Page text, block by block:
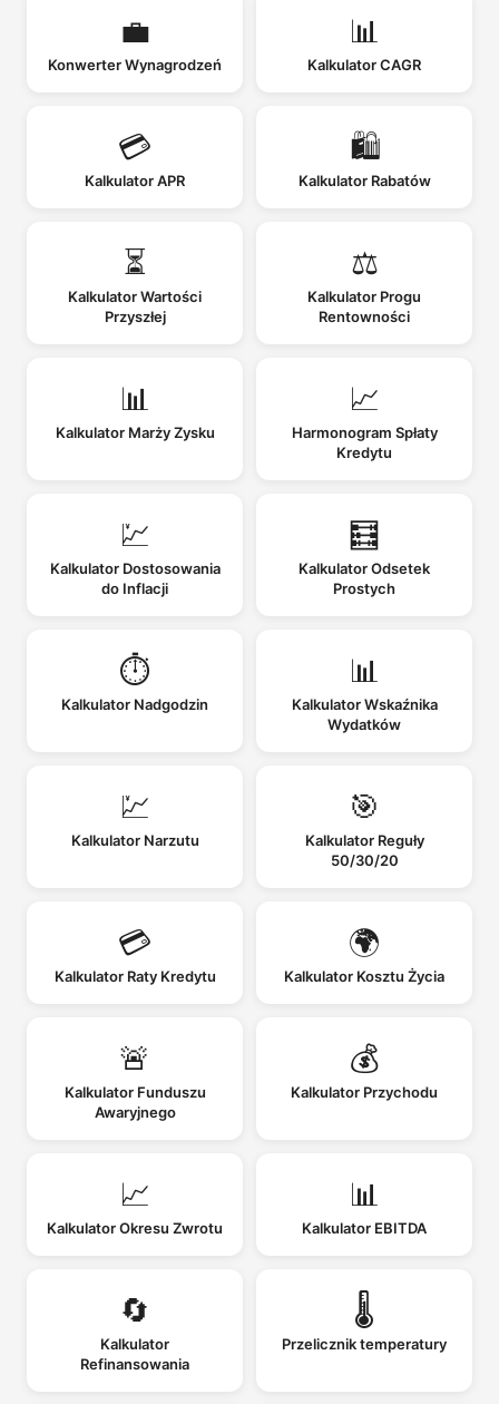
💼
Konwerter Wynagrodzeń
📊
Kalkulator CAGR
💳
Kalkulator APR
🛍️
Kalkulator Rabatów
⏳
Kalkulator Wartości
Przyszłej
⚖️
Kalkulator Progu
Rentowności
📊
Kalkulator Marży Zysku
📈
Harmonogram Spłaty
Kredytu
💹
Kalkulator Dostosowania
do Inflacji
🧮
Kalkulator Odsetek
Prostych
⏱️
Kalkulator Nadgodzin
📊
Kalkulator Wskaźnika
Wydatków
💹
Kalkulator Narzutu
🎯
Kalkulator Reguły
50/30/20
💳
Kalkulator Raty Kredytu
🌍
Kalkulator Kosztu Życia
🚨
Kalkulator Funduszu
Awaryjnego
💰
Kalkulator Przychodu
📈
Kalkulator Okresu Zwrotu
📊
Kalkulator EBITDA
🔄
Kalkulator
Refinansowania
🌡️
Przelicznik temperatury